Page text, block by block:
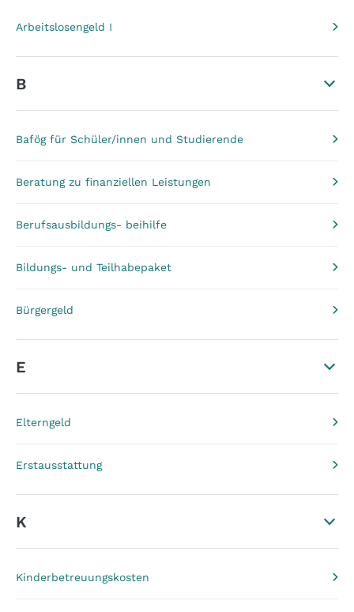
Arbeitslosengeld I
B
Bafög für Schüler/innen und Studierende
Beratung zu finanziellen Leistungen
Berufsausbildungs- beihilfe
Bildungs- und Teilhabepaket
Bürgergeld
E
Elterngeld
Erstausstattung
K
Kinderbetreuungskosten